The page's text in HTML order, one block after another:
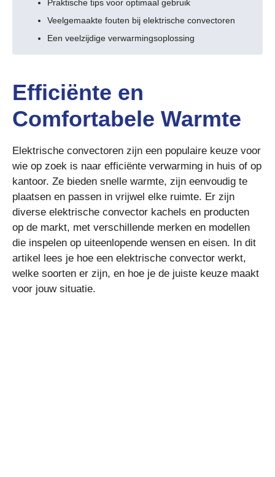
Praktische tips voor optimaal gebruik
Veelgemaakte fouten bij elektrische convectoren
Een veelzijdige verwarmingsoplossing
Efficiënte en
Comfortabele Warmte
Elektrische convectoren zijn een populaire keuze voor
wie op zoek is naar efficiënte verwarming in huis of op
kantoor. Ze bieden snelle warmte, zijn eenvoudig te
plaatsen en passen in vrijwel elke ruimte. Er zijn
diverse elektrische convector kachels en producten
op de markt, met verschillende merken en modellen
die inspelen op uiteenlopende wensen en eisen. In dit
artikel lees je hoe een elektrische convector werkt,
welke soorten er zijn, en hoe je de juiste keuze maakt
voor jouw situatie.